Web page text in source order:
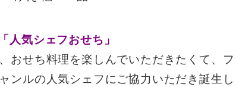
気シェフおせち」
おせち料理を楽しんでいただきたくて、フ
ンルの人気シェフにご協力いただき誕生し